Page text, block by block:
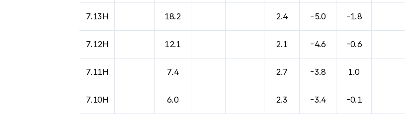
7.13H 18.2 2.4 -5.0 -1.8
7.12H 12.1 2.1 -4.6 -0.6
7.11H 7.4 2.7 -3.8 1.0
7.10H 6.0 2.3 -3.4 -0.1